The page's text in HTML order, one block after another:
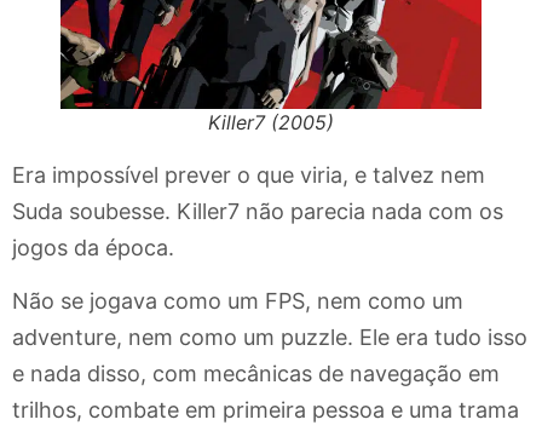
Killer7 (2005)
Era impossível prever o que viria, e talvez nem
Suda soubesse. Killer7 não parecia nada com os
jogos da época.
Não se jogava como um FPS, nem como um
adventure, nem como um puzzle. Ele era tudo isso
e nada disso, com mecânicas de navegação em
trilhos, combate em primeira pessoa e uma trama